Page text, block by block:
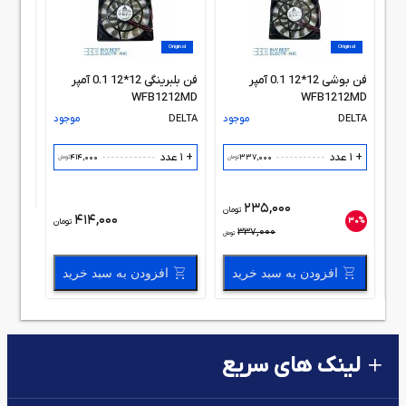
Original
فن بوشی 12*12 0.1 آمپر
WFB1212MD
DELTA موجود
+ 1 عدد 337,000تومان
30%
235,000 تومان
337,000 تومان
افزودن به سبد خرید
Original
فن بلبرینگی 12*12 0.1 آمپر
WFB1212MD
DELTA موجود
+ 1 عدد 414,000تومان
414,000 تومان
افزودن به سبد خرید
لینک های سریع